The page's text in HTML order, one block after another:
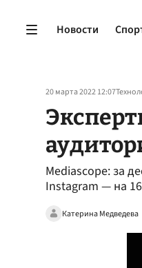
Новости
20 марта 2022 12:07
Mediascope: за
Instagram — на
Катерина Медведева